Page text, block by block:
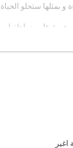
بمثلها ستحلو الحياة
على بساطتها
ماريا دعدوش من